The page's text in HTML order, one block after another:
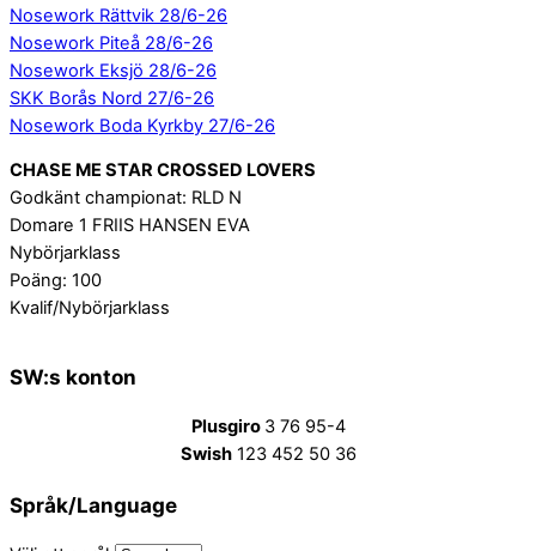
Nosework Rättvik 28/6-26
Nosework Piteå 28/6-26
Nosework Eksjö 28/6-26
SKK Borås Nord 27/6-26
Nosework Boda Kyrkby 27/6-26
CHASE ME STAR CROSSED LOVERS
Godkänt championat: RLD N
Domare 1 FRIIS HANSEN EVA
Nybörjarklass
Poäng: 100
Kvalif/Nybörjarklass
SW:s konton
Plusgiro 3 76 95-4
Swish123 452 50 36
Språk/Language